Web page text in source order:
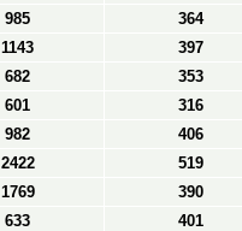
985 364
1143 397
682 353
601 316
982 406
2422 519
1769 390
633 401